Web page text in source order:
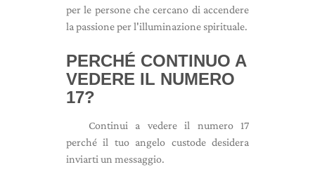
per le persone che cercano di accendere
la passione per l'illuminazione spirituale.
PERCHÉ CONTINUO A
VEDERE IL NUMERO
17?
Continui a vedere il numero 17
perché il tuo angelo custode desidera
inviarti un messaggio.